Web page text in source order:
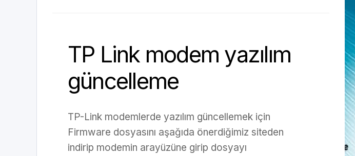
TP Link modem yazılım
güncelleme
TP-Link modemlerde yazılım güncellemek için
Firmware dosyasını aşağıda önerdiğimiz siteden
indirip modemin arayüzüne girip dosyayı